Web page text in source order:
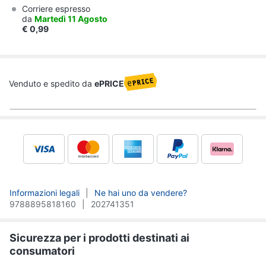
Corriere espresso
da Martedì 11 Agosto
€ 0,99
Venduto e spedito da ePRICE
Informazioni legali
Ne hai uno da vendere?
9788895818160
202741351
Sicurezza per i prodotti destinati ai
consumatori